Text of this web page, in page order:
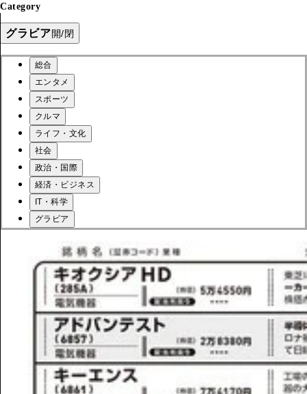
Category
グラビア開/閉
総合
エンタメ
スポーツ
クルマ
ライフ・文化
社会
政治・国際
経済・ビジネス
IT・科学
グラビア